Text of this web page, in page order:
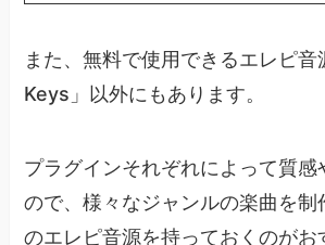
また、無料で使用できるエレピ
Keys」以外にもあります。
プラグインそれぞれによって質感
ので、様々なジャンルの楽曲を制
のエレピ音源を持っておくのがお